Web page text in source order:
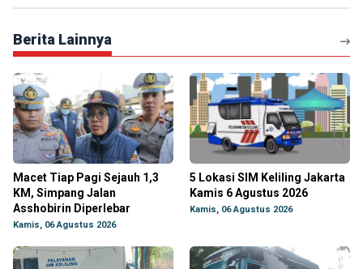
Berita Lainnya
Macet Tiap Pagi Sejauh 1,3
KM, Simpang Jalan
Asshobirin Diperlebar
Kamis, 06 Agustus 2026
5 Lokasi SIM Keliling Jakarta
Kamis 6 Agustus 2026
Kamis, 06 Agustus 2026